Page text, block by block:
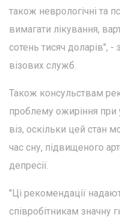
також неврологічні та
вимагати лікування,
сотень тисяч доларів", -
візових служб.
Також консульствам
проблему ожиріння при
віз, оскільки цей стан
час сну, підвищеного
депресії.
"Ці рекомендації
співробітникам значну